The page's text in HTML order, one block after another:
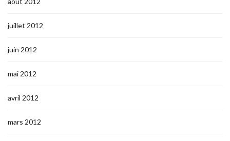
juillet 2012
juin 2012
mai 2012
avril 2012
mars 2012